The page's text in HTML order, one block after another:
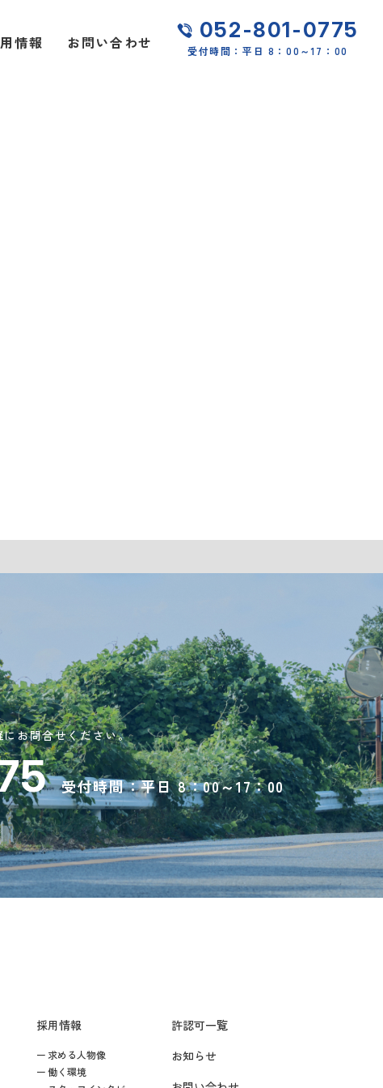
情報 お問い合わせ 052-801-0775
受付時間：平日 8：00～17：00
にお問合せください。
受付時間：平日 8：00～17：00
採用情報
求める人物像
働く環境
許認可一覧
お知らせ